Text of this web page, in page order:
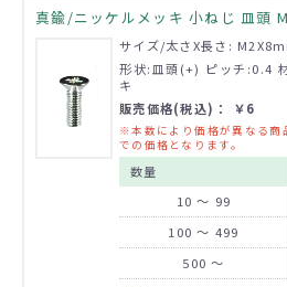
真鍮/ニッケルメッキ 小ねじ 皿頭
サイズ/太さX長さ:
形状:皿頭(+) ピッチ:0.4
キ
販売価格(税込)： ￥6
※本数により価格が異なる商
での価格となります。
数量
10 ～ 99
100 ～ 499
500 ～